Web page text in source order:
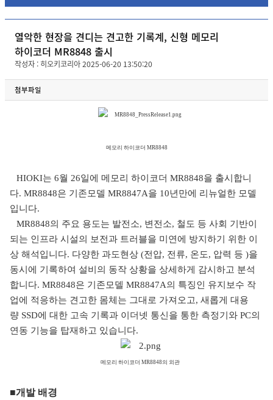
열악한 현장을 견디는 견고한 기록계, 신형 메모리
하이코더 MR8848 출시
작성자 : 히오키코리아 2025-06-20 13:50:20
첨부파일
메모리 하이코더 MR8848
HIOKI는 6월 26일에 메모리 하이코더 MR8848을 출시 합니
다.MR8848은 기존모델 MR8847A을 10년만에 리뉴얼한 모델
입니다.
MR8848의 주요 용도는 발전소, 변전소, 철도 등 사회 기반이
되는 인프라 시설의 보전과 트러블을 미연에 방지하기 위한 이
상 해석입니다. 다양한 과도현상 (전 압, 전류, 온도, 압력 등 )을
동시에 기록하여 설비의 동작 상황을 상세하게 감시하고 분석
합니다.MR8848은 기존모델 MR8847A의 특징인 유지보수 작
업에 적응하는 견고한 몸체는 그대로 가져오고, 새롭게대용
량 SSD에 대한 고속 기록과 이더넷 통신을 통한 측정기와 PC의
연동 기능을 탑재하고 있습니다.
메모리 하이코더 MR8848 의 외관
■개발 배경